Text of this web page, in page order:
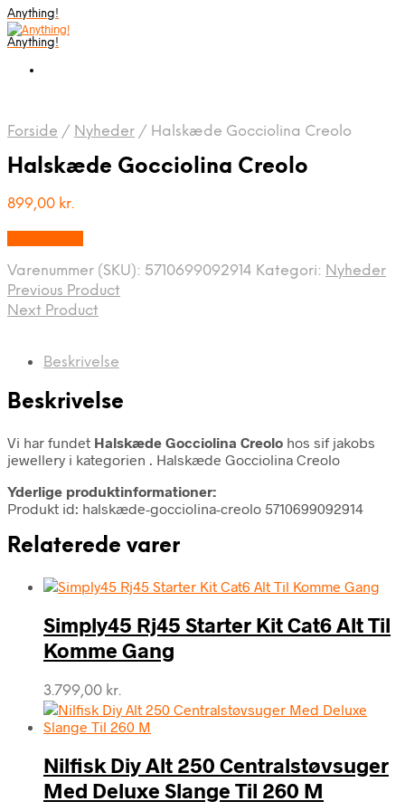
Anything!
Anything!
Forside / Nyheder / Halskæde Gocciolina Creolo
Halskæde Gocciolina Creolo
899,00 kr.
Varenummer (SKU): 5710699092914 Kategori: Nyheder
Previous Product
Next Product
Beskrivelse
Beskrivelse
Vi har fundet Halskæde Gocciolina Creolo hos sif jakobs
jewellery i kategorien . Halskæde Gocciolina Creolo
Yderlige produktinformationer:
Produkt id: halskæde-gocciolina-creolo 5710699092914
Relaterede varer
Simply45 Rj45 Starter Kit Cat6 Alt Til
Komme Gang
3.799,00 kr.
Nilfisk Diy Alt 250 Centralstøvsuger
Med Deluxe Slange Til 260 M